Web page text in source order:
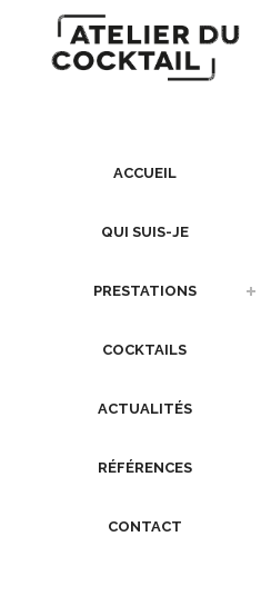
ACCUEIL
QUI SUIS-JE
PRESTATIONS
COCKTAILS
ACTUALITÉS
RÉFÉRENCES
CONTACT